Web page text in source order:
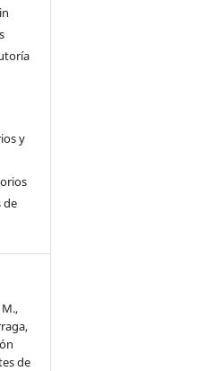
y
de
de